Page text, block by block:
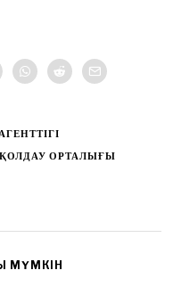
ОРТАЛЫҒЫ
МҮМКІН